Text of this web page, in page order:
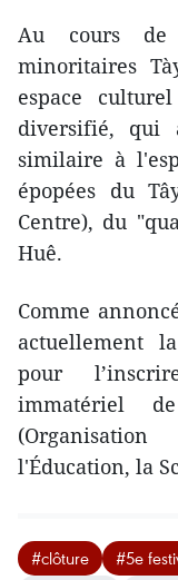
Au cours de
minoritaires
espace
diversifié, qui
similaire à
épopées du
Centre), du
Huê.
Comme
actuellement
pour
immatériel
l'Éducation, la
#clôture #5e